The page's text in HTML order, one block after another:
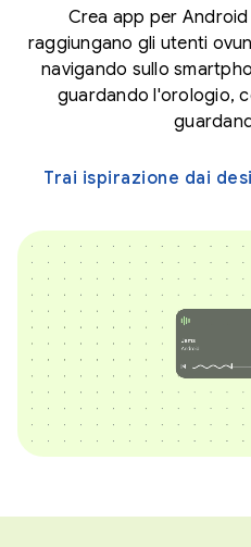
Crea app per
raggiungano gli utenti
navigando sullo
guardando l'orologio,